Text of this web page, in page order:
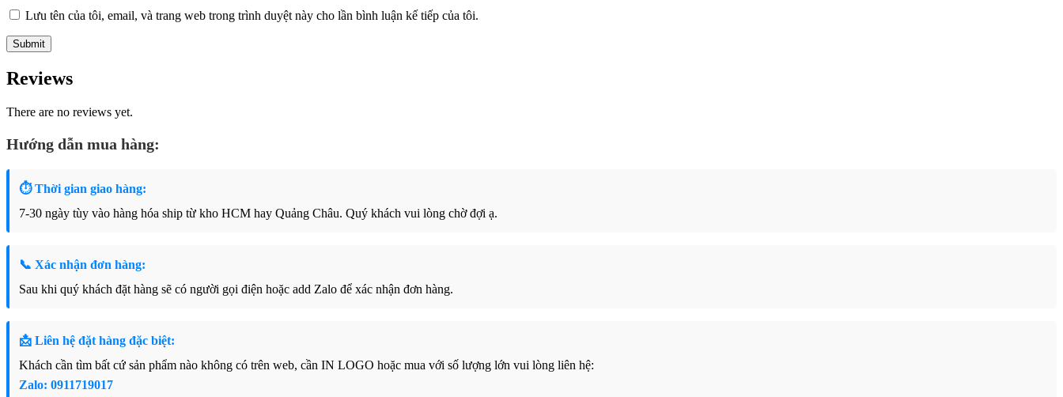
Lưu tên của tôi, email, và trang web trong trình duyệt này cho lần bình luận kế tiếp của tôi.
Reviews
There are no reviews yet.
Hướng dẫn mua hàng:
⏱ Thời gian giao hàng:
7-30 ngày tùy vào hàng hóa ship từ kho HCM hay Quảng Châu. Quý khách vui lòng chờ đợi ạ.
📞 Xác nhận đơn hàng:
Sau khi quý khách đặt hàng sẽ có người gọi điện hoặc add Zalo để xác nhận đơn hàng.
📩 Liên hệ đặt hàng đặc biệt:
Khách cần tìm bất cứ sản phẩm nào không có trên web, cần IN LOGO hoặc mua với số lượng lớn vui lòng liên hệ:
Zalo: 0911719017